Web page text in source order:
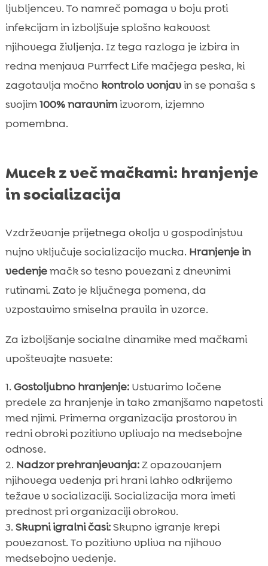
ljubljencev. To namreč pomaga v boju proti
infekcijam in izboljšuje splošno kakovost
njihovega življenja. Iz tega razloga je izbira in
redna menjava Purrfect Life mačjega peska, ki
zagotavlja močno kontrolo vonjavin se ponaša s
svojim100% naravnimizvorom, izjemno
pomembna.
Mucek z več mačkami: hranjenje
in socializacija
Vzdrževanje prijetnega okolja v gospodinjstvu
nujno vključuje socializacijo mucka. Hranjenje in
vedenjemačk so tesno povezani z dnevnimi
rutinami. Zato je ključnega pomena, da
vzpostavimo smiselna pravila in vzorce.
Za izboljšanje socialne dinamike med mačkami
upoštevajte nasvete:
Gostoljubno hranjenje:Ustvarimo ločene
predele za hranjenje in tako zmanjšamo napetosti
med njimi. Primerna organizacija prostorov in
redni obroki pozitivno vplivajo na medsebojne
odnose.
Nadzor prehranjevanja:Z opazovanjem
njihovega vedenja pri hrani lahko odkrijemo
težave v socializaciji. Socializacija mora imeti
prednost pri organizaciji obrokov.
Skupni igralni časi:Skupno igranje krepi
povezanost. To pozitivno vpliva na njihovo
medsebojno vedenje.